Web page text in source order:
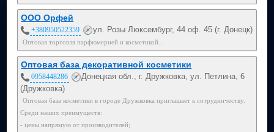
ООО Орфей
+380950522359 ул. Розы Люксембург, 44 оф. 45 (г. Донецк)
Оптовая торговля парфюмерией и косметикой...
Оптовая база декоративной косметики
0958448286
Донецкая обл., г. Дружковка, ул. Петлина, 6
(Дружковка)
Оптовая база косметики в городе Дружковка приглашает к сотрудничеству.
Среди наших преимуществ:
- цены напрямую от производителей;